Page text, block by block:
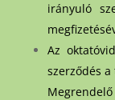
irányuló
Az
szerződés